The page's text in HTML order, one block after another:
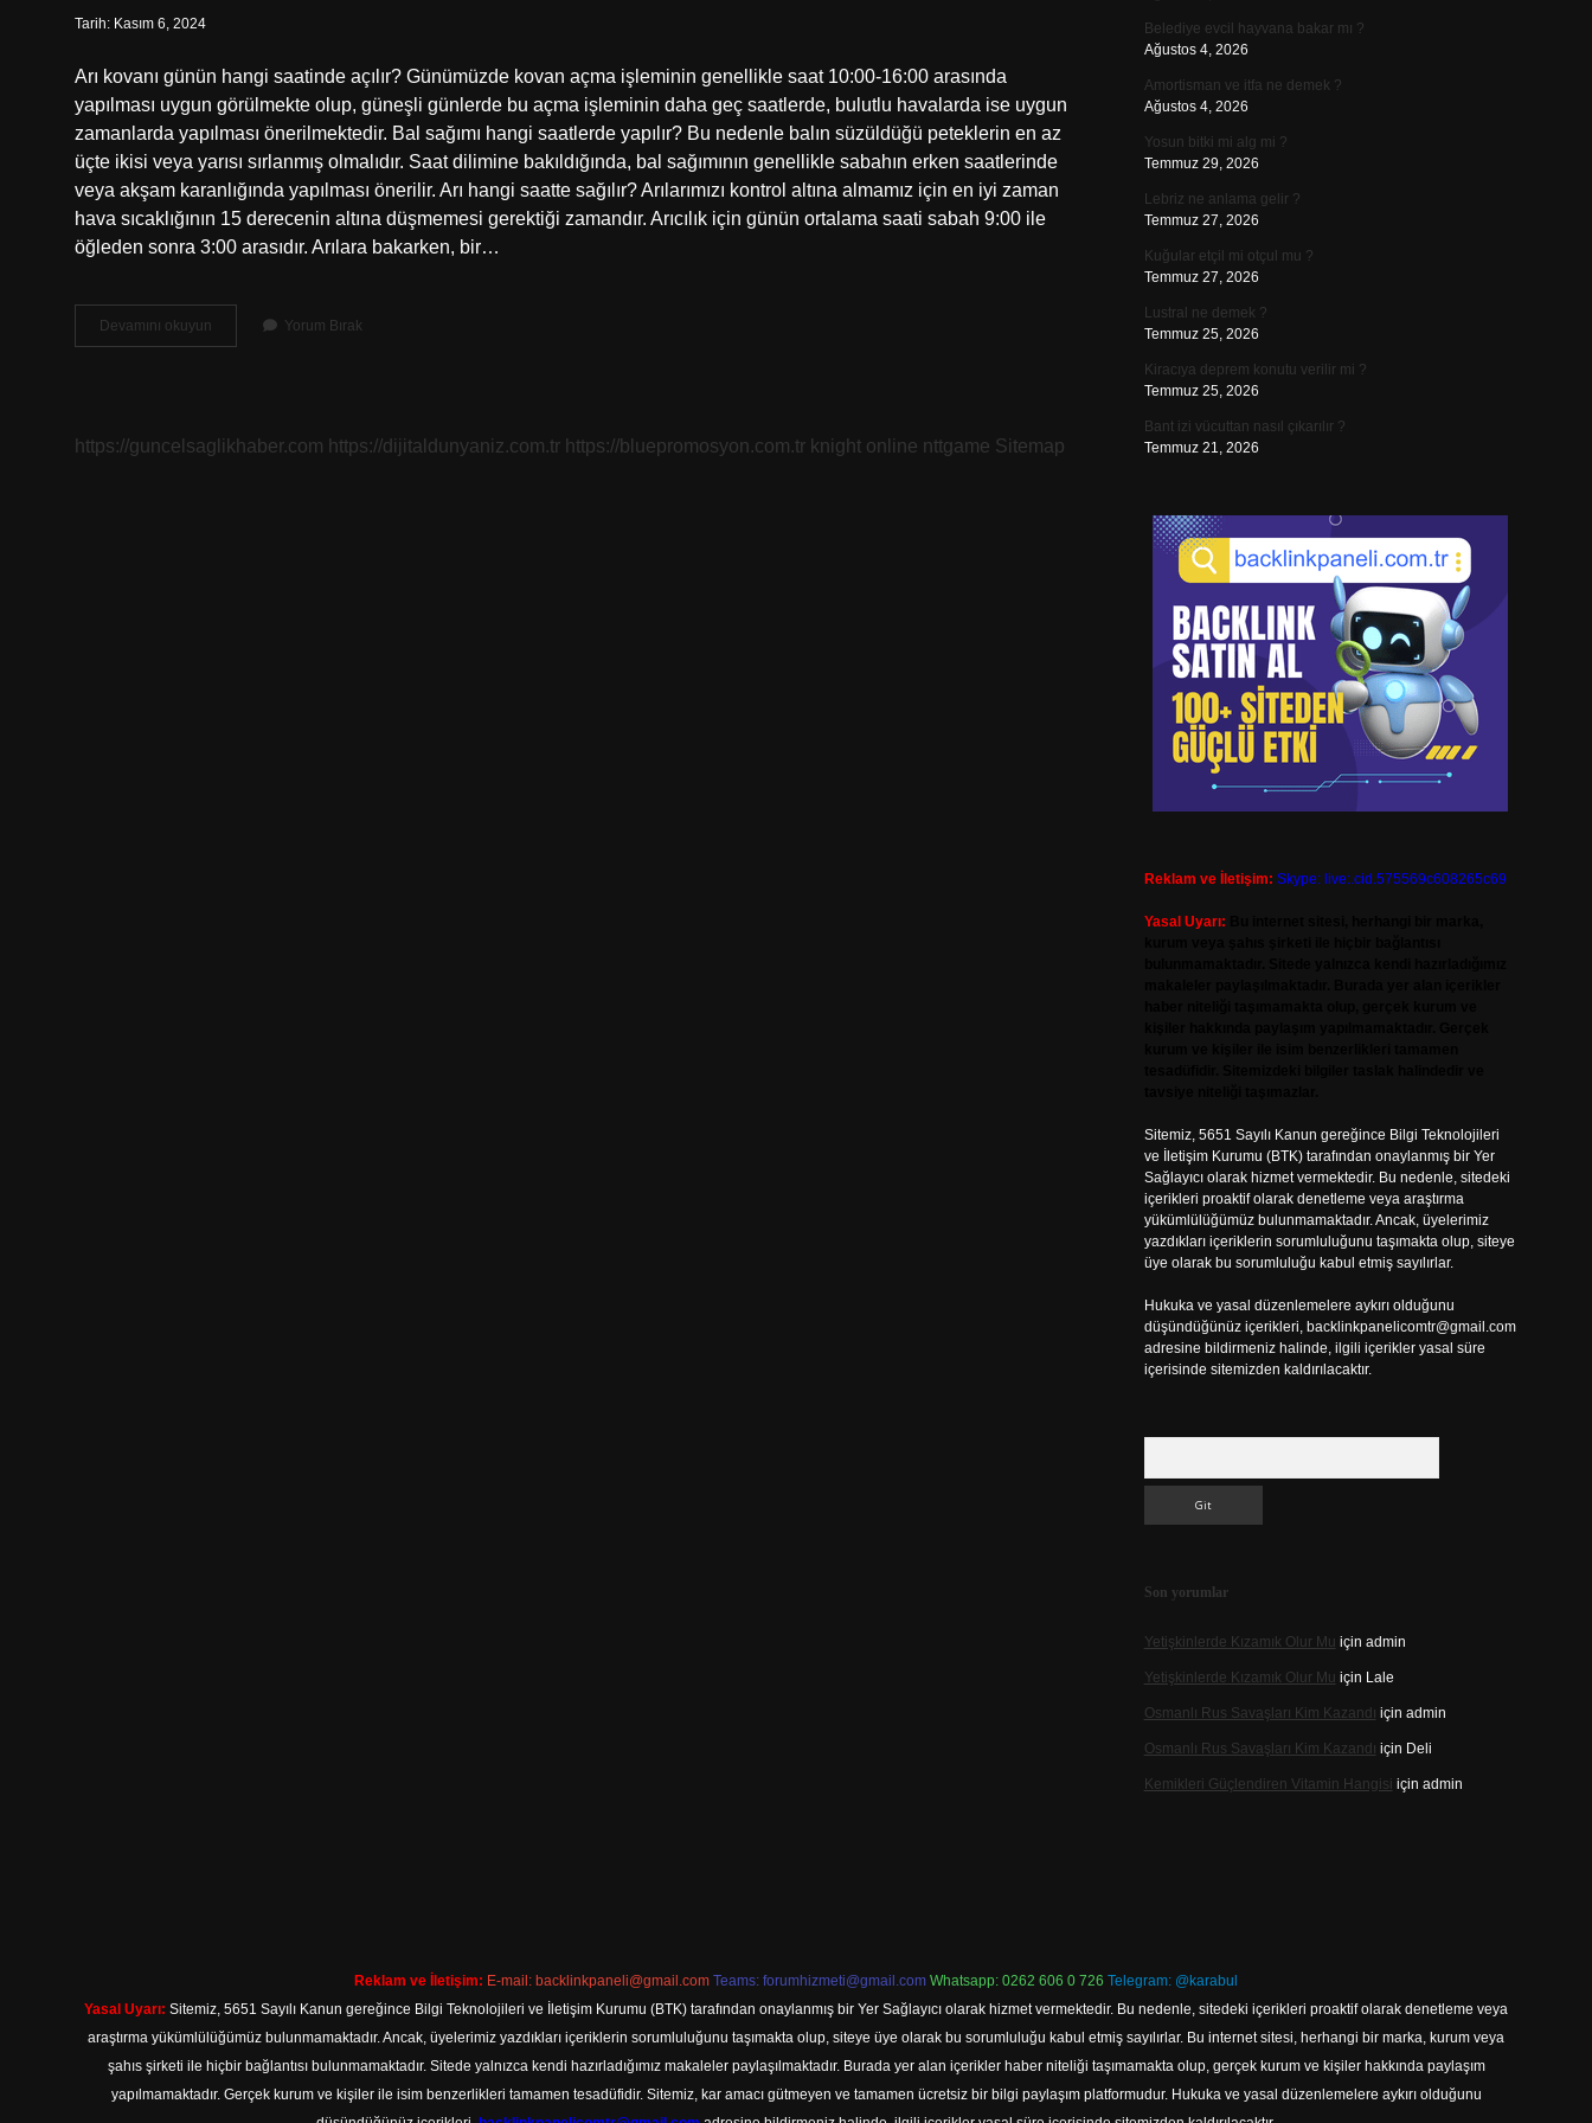
Tarih: Kasım 6, 2024
Arı kovanı günün hangi saatinde açılır? Günümüzde kovan açma işleminin genellikle saat 10:00-16:00 arasında
yapılması uygun görülmekte olup, güneşli günlerde bu açma işleminin daha geç saatlerde, bulutlu havalarda ise uygun
zamanlarda yapılması önerilmektedir. Bal sağımı hangi saatlerde yapılır? Bu nedenle balın süzüldüğü peteklerin en az
üçte ikisi veya yarısı sırlanmış olmalıdır. Saat dilimine bakıldığında, bal sağımının genellikle sabahın erken saatlerinde
veya akşam karanlığında yapılması önerilir. Arı hangi saatte sağılır? Arılarımızı kontrol altına almamız için en iyi zaman
hava sıcaklığının 15 derecenin altına düşmemesi gerektiği zamandır. Arıcılık için günün ortalama saati sabah 9:00 ile
öğleden sonra 3:00 arasıdır. Arılara bakarken, bir…
Devamını okuyun
Kovanı
Yorum Bırak
https://guncelsaglikhaber.com https://dijitaldunyaniz.com.tr https://bluepromosyon.com.tr knight online nttgame Sitemap
Belediye evcil hayvana bakar mı ?
Ağustos 4, 2026
Amortisman ve itfa ne demek ?
Ağustos 4, 2026
Yosun bitki mi alg mi ?
Temmuz 29, 2026
Lebriz ne anlama gelir ?
Temmuz 27, 2026
Kuğular etçil mi otçul mu ?
Temmuz 27, 2026
Lustral ne demek ?
Temmuz 25, 2026
Kiracıya deprem konutu verilir mi ?
Temmuz 25, 2026
Bant izi vücuttan nasıl çıkarılır ?
Temmuz 21, 2026
Reklam ve İletişim: Skype: live:.cid.575569c608265c69
Yasal Uyarı:
Sitemiz, 5651 Sayılı Kanun gereğince Bilgi Teknolojileri
ve İletişim Kurumu (BTK) tarafından onaylanmış bir Yer
Sağlayıcı olarak hizmet vermektedir. Bu nedenle, sitedeki
içerikleri proaktif olarak denetleme veya araştırma
yükümlülüğümüz bulunmamaktadır. Ancak, üyelerimiz
yazdıkları içeriklerin sorumluluğunu taşımakta olup, siteye
üye olarak bu sorumluluğu kabul etmiş sayılırlar.
Hukuka ve yasal düzenlemelere aykırı olduğunu
düşündüğünüz içerikleri, backlinkpanelicomtr@gmail.com
adresine bildirmeniz halinde, ilgili içerikler yasal süre
içerisinde sitemizden kaldırılacaktır.
Son yorumlar
Yetişkinlerde Kızamık Olur Mu için admin
Yetişkinlerde Kızamık Olur Mu için Lale
Osmanlı Rus Savaşları Kim Kazandı için admin
Osmanlı Rus Savaşları Kim Kazandı için Deli
Kemikleri Güçlendiren Vitamin Hangisi için admin
Reklam ve İletişim: E-mail: backlinkpaneli@gmail.com Teams: forumhizmeti@gmail.com Whatsapp: 0262 606 0 726 Telegram: @karabul
Yasal Uyarı: Sitemiz, 5651 Sayılı Kanun gereğince Bilgi Teknolojileri ve İletişim Kurumu (BTK) tarafından onaylanmış bir Yer Sağlayıcı olarak hizmet vermektedir. Bu nedenle, sitedeki içerikleri proaktif olarak denetleme veya
araştırma yükümlülüğümüz bulunmamaktadır. Ancak, üyelerimiz yazdıkları içeriklerin sorumluluğunu taşımakta olup, siteye üye olarak bu sorumluluğu kabul etmiş sayılırlar. Bu internet sitesi, herhangi bir marka, kurum veya
şahıs şirketi ile hiçbir bağlantısı bulunmamaktadır. Sitede yalnızca kendi hazırladığımız makaleler paylaşılmaktadır. Burada yer alan içerikler haber niteliği taşımamakta olup, gerçek kurum ve kişiler hakkında paylaşım
yapılmamaktadır. Gerçek kurum ve kişiler ile isim benzerlikleri tamamen tesadüfidir. Sitemiz, kar amacı gütmeyen ve tamamen ücretsiz bir bilgi paylaşım platformudur. Hukuka ve yasal düzenlemelere aykırı olduğunu